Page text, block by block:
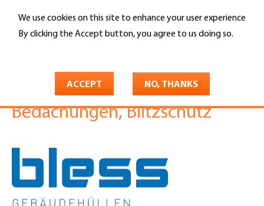
We use cookies on this site to enhance your user experience
By clicking the Accept button, you agree to us doing so.
ACCEPT NO, THANKS
main
Search
Bless AG Spenglerei,
Bedachungen, Blitzschutz